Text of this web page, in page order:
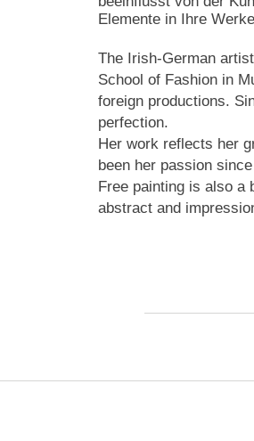
Elemente in Ihre
The Irish-German
School of Fashion in
foreign productions.
perfection.
Her work reflects her
been her passion
Free painting is also a
abstract and